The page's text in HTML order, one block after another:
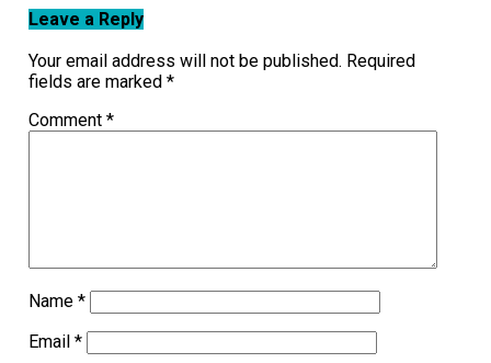
Leave a Reply
Your email address will not be published. Required
fields are marked *
Comment *
Name *
Email *